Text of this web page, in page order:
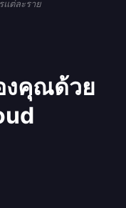
แต่ละราย
งคุณด้วย